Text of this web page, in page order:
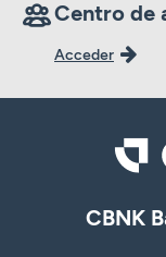
Centro de
Acceder
CBNK